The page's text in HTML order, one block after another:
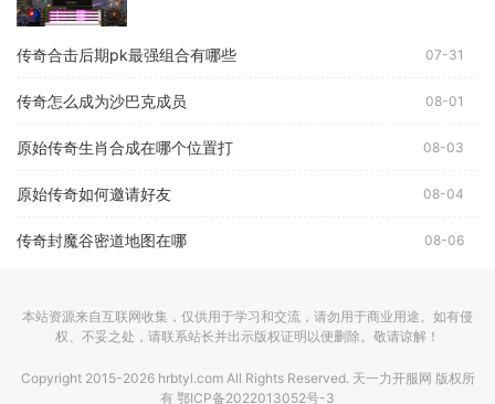
传奇合击后期pk最强组合有哪些 07-31
传奇怎么成为沙巴克成员 08-01
原始传奇生肖合成在哪个位置打 08-03
原始传奇如何邀请好友 08-04
传奇封魔谷密道地图在哪 08-06
本站资源来自互联网收集，仅供用于学习和交流，请勿用于商业用途。如有侵
权、不妥之处，请联系站长并出示版权证明以便删除。敬请谅解！
Copyright 2015-2026 hrbtyl.com All Rights Reserved. 天一力开服网 版权所
有 鄂ICP备2022013052号-3